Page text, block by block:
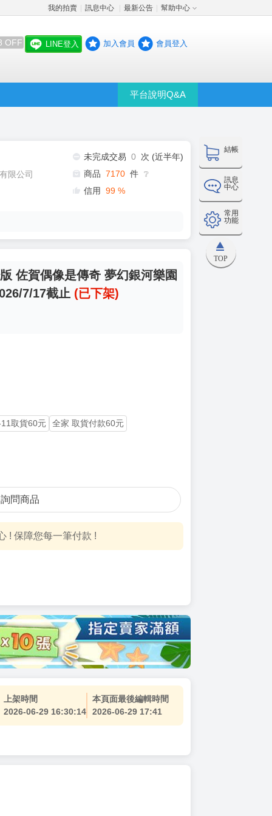
我的拍賣 訊息中心 最新公告 幫助中心
OFF LINE登入 加入會員 會員登入
平台說明Q&A
結帳
訊息
中心
常用
功能
TOP
限公司
未完成交易 0
次 (近半年)
商品 7170 件 ❔
信用 99 %
佐賀偶像是傳奇 夢幻銀河樂園
7/17截止 (已下架)
取貨60元
全家 取貨付款60元
詢問商品
! 保障您每一筆付款 !